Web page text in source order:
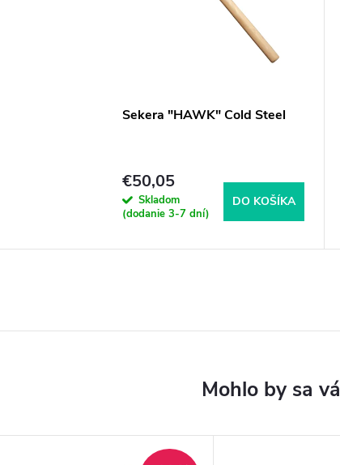
Sekera "HAWK" Cold Steel
€50,05
Skladom
(dodanie 3-7 dní)
DO KOŠÍKA